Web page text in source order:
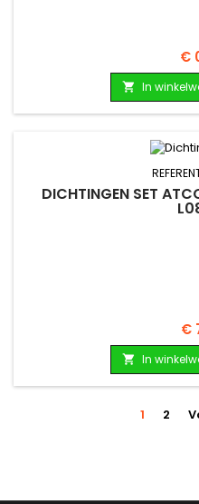
€
 In
DICHTINGEN SET
€
 In
1 2